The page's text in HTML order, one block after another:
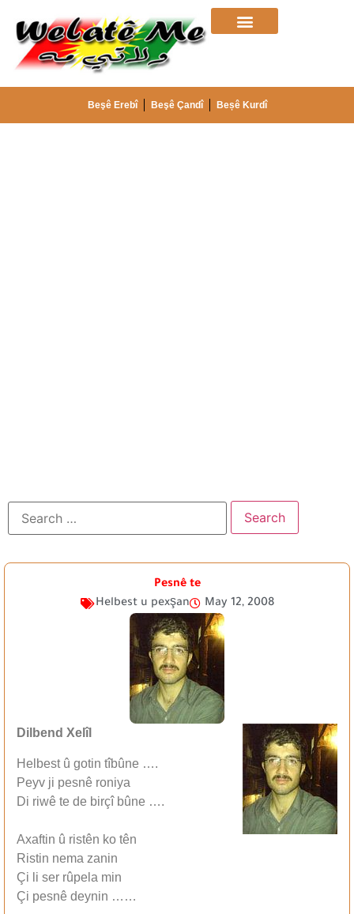
Beşê Erebî Beşê Çandî Beșê Kurdî
Pesnê te
Helbest u pexşan
May 12, 2008
Dilbend Xelîl
Helbest û gotin tîbûne ….
Peyv ji pesnê roniya
Di riwê te de birçî bûne ….
Axaftin û ristên ko tên
Ristin nema zanin
Çi li ser rûpela min
Çi pesnê deynin ……